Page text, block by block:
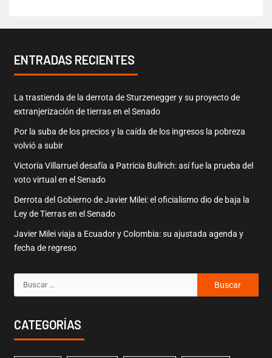
ENTRADAS RECIENTES
La trastienda de la derrota de Sturzenegger y su proyecto de
extranjerización de tierras en el Senado
Por la suba de los precios y la caída de los ingresos la pobreza
volvió a subir
Victoria Villarruel desafía a Patricia Bullrich: así fue la prueba del
voto virtual en el Senado
Derrota del Gobierno de Javier Milei: el oficialismo dio de baja la
Ley de Tierras en el Senado
Javier Milei viaja a Ecuador y Colombia: su ajustada agenda y
fecha de regreso
CATEGORÍAS